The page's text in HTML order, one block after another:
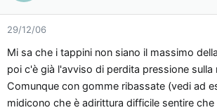
29/12/06
Mi sa che i tappini non siano il massimo
poi c'è già l'avviso di perdita pressione sulla
Comunque con gomme ribassate (vedi ad
midicono che è adirittura difficile sentire